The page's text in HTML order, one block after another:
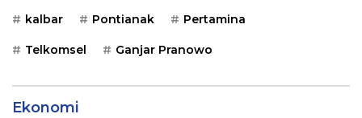
kalbar Pontianak Pertamina
Telkomsel Ganjar Pranowo
Ekonomi